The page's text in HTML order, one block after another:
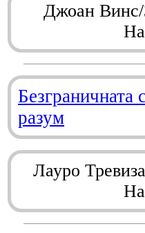
Джоан Винс/
разум
Лауро